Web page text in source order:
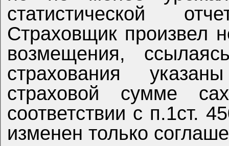
статистической
Страховщик произвел
возмещения,
страхования
страховой сумме
соответствии с п.1ст.
изменен только